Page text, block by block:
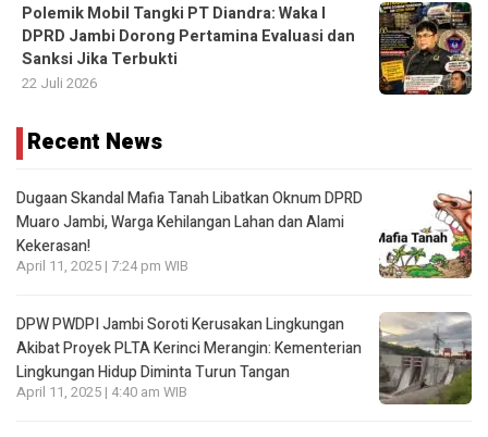
Polemik Mobil Tangki PT Diandra: Waka I
DPRD Jambi Dorong Pertamina Evaluasi dan
Sanksi Jika Terbukti
22 Juli 2026
Recent News
Dugaan Skandal Mafia Tanah Libatkan Oknum DPRD
Muaro Jambi, Warga Kehilangan Lahan dan Alami
Kekerasan!
April 11, 2025 | 7:24 pm WIB
DPW PWDPI Jambi Soroti Kerusakan Lingkungan
Akibat Proyek PLTA Kerinci Merangin: Kementerian
Lingkungan Hidup Diminta Turun Tangan
April 11, 2025 | 4:40 am WIB